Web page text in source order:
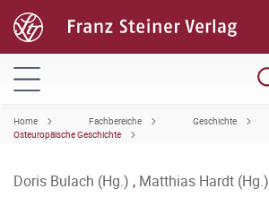
Home Fachbereiche
Geschichte
Osteuropäische Geschichte
Doris Bulach (Hg.) , Matthias Hardt (Hg.)